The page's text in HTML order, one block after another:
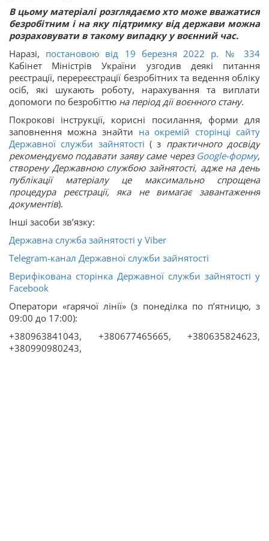
В цьому матеріалі розглядаємо хто може вважатися
безробітним і на яку підтримку від держави можна
розраховувати в такому випадку у воєнний час.
Наразі, постановою від 19 березня 2022 р. № 334
Кабінет Міністрів України узгодив деякі питання
реєстрації, перереєстрації безробітних та ведення обліку
осіб, які шукають роботу, нарахування та виплати
допомоги по безробіттю на період дії воєнного стану.
Покрокові інструкції, корисні посилання, форми для
заповнення можна знайти на окремій сторінці сайту
Державної служби зайнятості ( з практичного досвіду
рекомендуємо подавати заяву саме через Google-форму,
створену Державною службою зайнятості, адже на день
публікації матеріалу це максимально спрощена
процедура реєстрації, яка не вимагає завантаження
документів).
Інші засоби зв’язку:
Державна служба зайнятості у Viber
Telegram-канал Державної служби зайнятості
Верифікована сторінка Державної служби зайнятості у
Facebook
Оператори «гарячої лінії» (з понеділка по п’ятницю, з
09:00 до 17:00):
+380963841043, +380677465665, +380635824623,
+380990980243,